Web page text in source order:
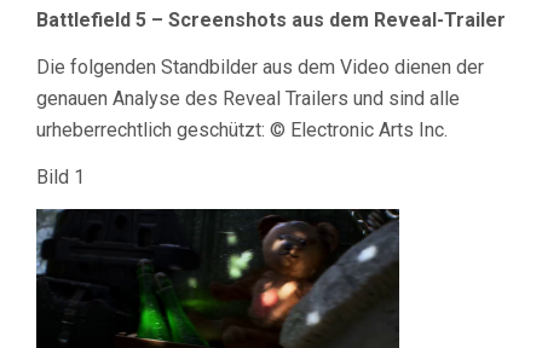
Battlefield 5 – Screenshots aus dem Reveal-Trailer
Die folgenden Standbilder aus dem Video dienen der
genauen Analyse des Reveal Trailers und sind alle
urheberrechtlich geschützt: © Electronic Arts Inc.
Bild 1